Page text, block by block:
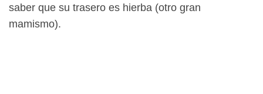
saber que su trasero es hierba (otro gran
mamismo).